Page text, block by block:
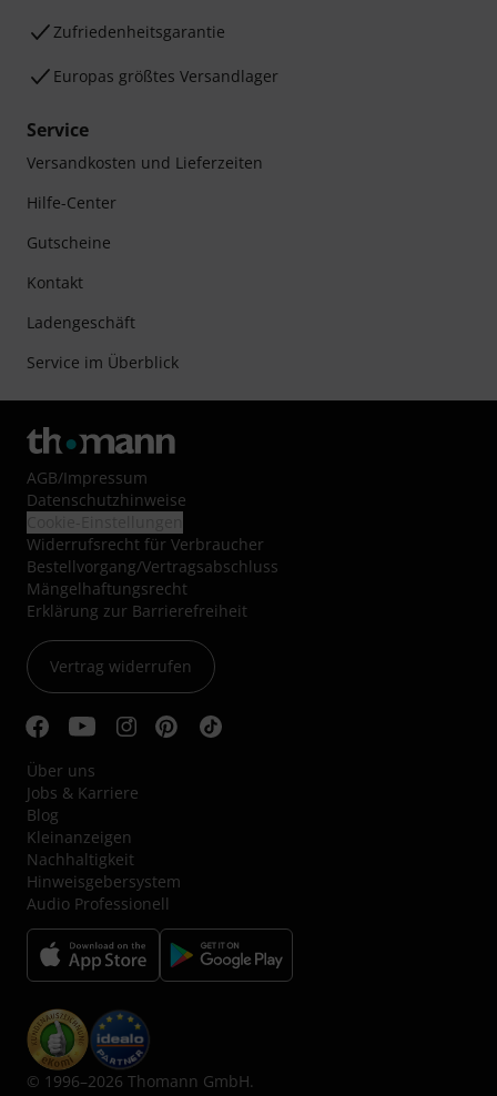
Zufriedenheitsgarantie
Europas größtes Versandlager
Service
Versandkosten und Lieferzeiten
Hilfe-Center
Gutscheine
Kontakt
Ladengeschäft
Service im Überblick
AGB/Impressum
Datenschutzhinweise
Widerrufsrecht für Verbraucher
Bestellvorgang/Vertragsabschluss
Mängelhaftungsrecht
Erklärung zur Barrierefreiheit
Vertrag widerrufen
Über uns
Jobs & Karriere
Blog
Kleinanzeigen
Nachhaltigkeit
Hinweisgebersystem
Audio Professionell
© 1996–2026 Thomann GmbH.